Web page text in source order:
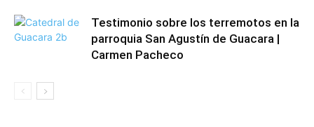
Testimonio sobre los terremotos en la
parroquia San Agustín de Guacara |
Carmen Pacheco